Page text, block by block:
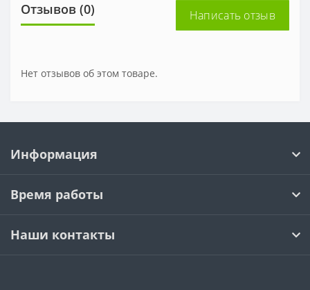
Отзывов (0) Написать отзыв
Нет отзывов об этом товаре.
Информация
Время работы
Наши контакты